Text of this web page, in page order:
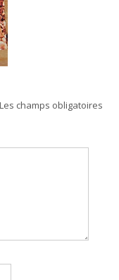
Les champs obligatoires